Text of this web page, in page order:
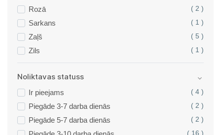
Rozā ( 2 )
Sarkans ( 1 )
Zaļš ( 5 )
Zils ( 1 )
Noliktavas statuss
Ir pieejams ( 4 )
Piegāde 3-7 darba dienās ( 2 )
Piegāde 5-7 darba dienās ( 2 )
( 16 )